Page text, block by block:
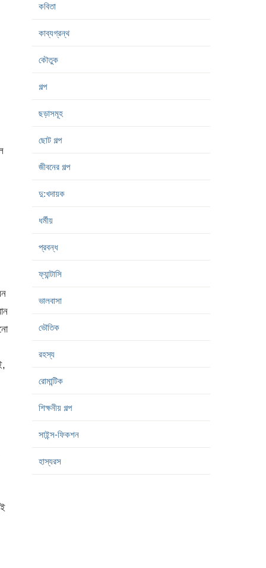
কবিতা
কাব্যগ্রন্থ
কৌতুক
গল্প
ছড়াসমূহ
ছোট গল্প
জীবনের গল্প
দু:খদায়ক
ধর্মীয়
প্রবন্ধ
ফ্যান্টাসি
ভালবাসা
ভৌতিক
রহস্য
রোমান্টিক
শিক্ষনীয় গল্প
সাইন্স-ফিকশন
হাস্যরস